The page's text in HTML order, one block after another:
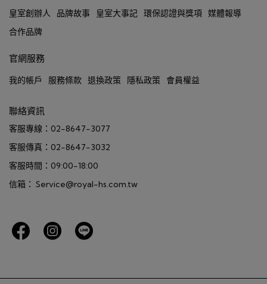
皇室創辦人 品牌故事 皇室大事記 環保認證與獎項 媒體報導
合作品牌
官網服務
我的帳戶 服務條款 退換政策 隱私政策 會員權益
聯絡資訊
客服專線：02-8647-3077
客服傳真：02-8647-3032
客服時間：09:00-18:00
信箱： Service@royal-hs.com.tw